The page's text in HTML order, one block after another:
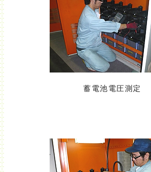
蓄電池電圧測定